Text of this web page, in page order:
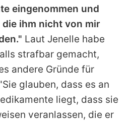
eingenommen und
ihm nicht von mir
Laut Jenelle habe
strafbar gemacht,
andere Gründe für
glauben, dass es an
liegt, dass sie
veranlassen, die er